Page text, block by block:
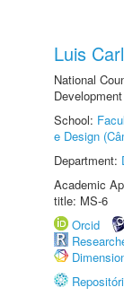
Luis
National
School:
e Design
Department:
Academic
title: MS-6
Orcid